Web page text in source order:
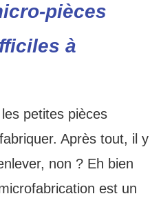
pièces
à
petites pièces
Après tout, il y
non ? Eh bien
est un